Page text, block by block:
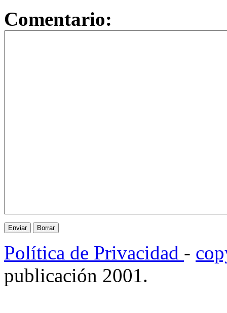
Comentario:
Política de Privacidad -
publicación 2001.